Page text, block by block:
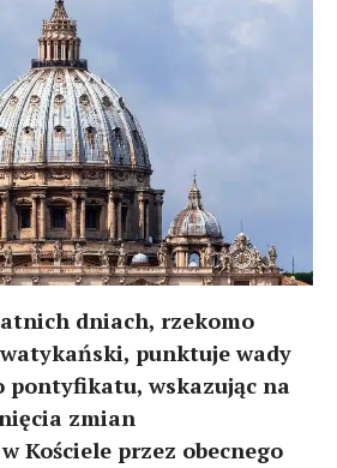
dniach, rzekomo
punktuje wady
pontyfikatu, wskazując na
zmian
Kościele przez obecnego